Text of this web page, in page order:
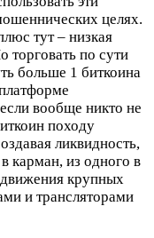
целях.
тут – низкая
торговать по сути
больше 1 биткоина
вообще никто не
походу
ликвидность,
карман, из одного в
крупных
и трансляторами